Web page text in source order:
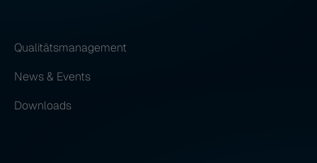
Qualitätsmanagement
News & Events
Downloads